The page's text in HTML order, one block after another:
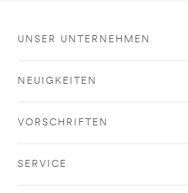
UNSER UNTERNEHMEN
NEUIGKEITEN
VORSCHRIFTEN
SERVICE